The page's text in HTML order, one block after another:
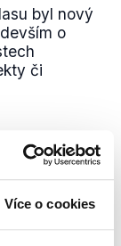
Více o cookies
byl nový
o
či